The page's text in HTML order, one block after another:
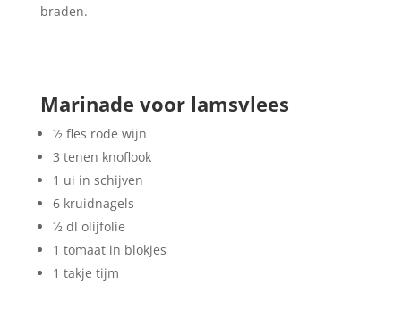
braden.
Marinade voor lamsvlees
½ fles rode wijn
3 tenen knoflook
1 ui in schijven
6 kruidnagels
½ dl olijfolie
1 tomaat in blokjes
1 takje tijm